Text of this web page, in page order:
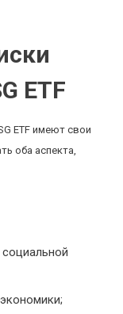
ETF
ETF имеют свои
оба аспекта,